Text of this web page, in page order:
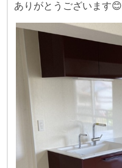
ありがとうございます😊